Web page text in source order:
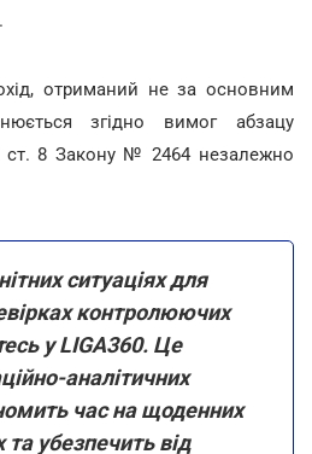
отриманий не за основним
згідно вимог абзацу
ст. 8 Закону № 2464 незалежно
ситуаціях для
контролюючих
у LIGA360. Це
аналітичних
час на щоденних
убезпечить від